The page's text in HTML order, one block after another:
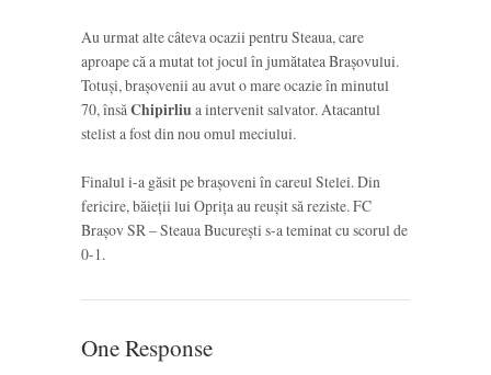
Au urmat alte câteva ocazii pentru Steaua, care
aproape că a mutat tot jocul în jumătatea Brașovului.
Totuși, brașovenii au avut o mare ocazie în minutul
70, însă Chipirliua intervenit salvator. Atacantul
stelist a fost din nou omul meciului.
Finalul i-a găsit pe brașoveni în careul Stelei. Din
fericire, băieții lui Oprița au reușit să reziste. FC
Brașov SR – Steaua București s-a teminat cu scorul de
0-1.
One Response